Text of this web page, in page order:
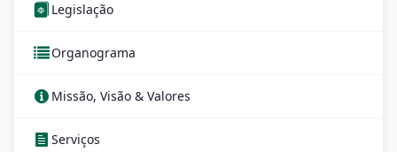
Legislação
Organograma
Missão, Visão & Valores
Serviços